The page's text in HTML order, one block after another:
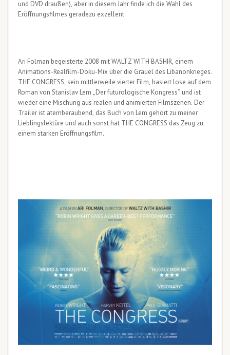
und DVD draußen), aber in diesem Jahr finde ich die Wahl des
Eröffnungsfilmes geradezu exzellent.
Ari Folman begeisterte 2008 mit WALTZ WITH BASHIR, einem
Animations-Realfilm-Doku-Mix über die Gräuel des Libanonkrieges.
THE CONGRESS, sein mittlerweile vierter Film, basiert lose auf dem
Roman von Stanislav Lem „Der futurologische Kongress“ und ist
wieder eine Mischung aus realen und animierten Filmszenen. Der
Trailer ist atemberaubend, das Buch von Lem gehört zu meiner
Lieblingslektüre und auch sonst hat THE CONGRESS das Zeug zu
einem starken Eröffnungsfilm.